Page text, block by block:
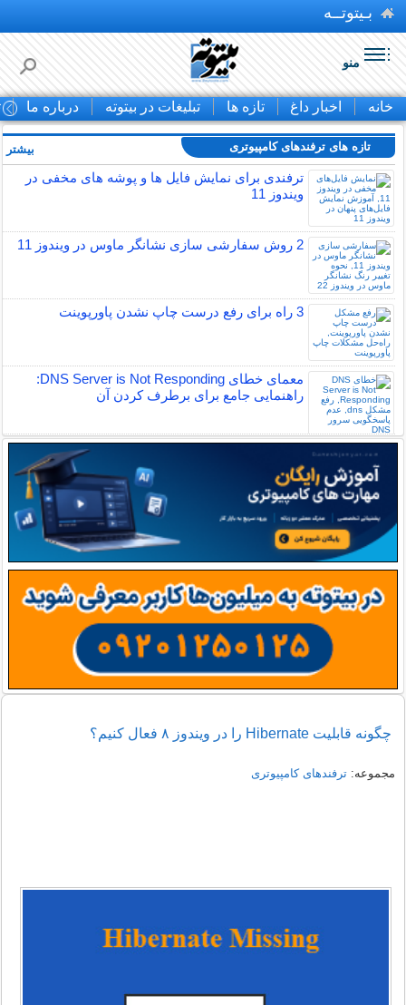
بـیتوتــه
منو
خانه اخبار داغ تازه ها تبلیغات در بیتوته درباره ما
تازه های ترفندهای کامپیوتری
ترفندی برای نمایش فایل ها و پوشه های مخفی در
ویندوز 11
2 روش سفارشی سازی نشانگر ماوس در ویندوز 11
3 راه برای رفع درست چاپ نشدن پاورپوینت
معمای خطای DNS Server is Not Responding:
راهنمایی جامع برای برطرف کردن آن
بیشتر
چگونه قابلیت Hibernate را در ویندوز ۸ فعال کنیم؟
مجموعه:ترفندهای کامپیوتری